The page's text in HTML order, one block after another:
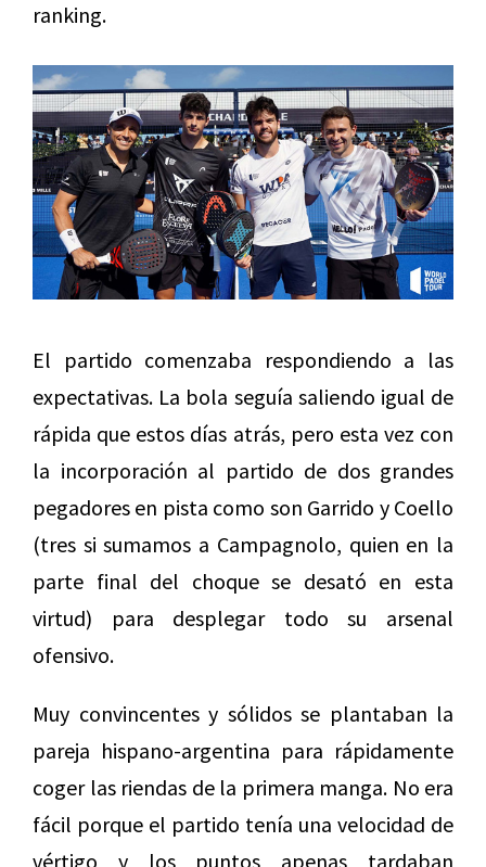
ranking.
El partido comenzaba respondiendo a las
expectativas. La bola seguía saliendo igual de
rápida que estos días atrás, pero esta vez con
la incorporación al partido de dos grandes
pegadores en pista como son Garrido y Coello
(tres si sumamos a Campagnolo, quien en la
parte final del choque se desató en esta
virtud) para desplegar todo su arsenal
ofensivo.
Muy convincentes y sólidos se plantaban la
pareja hispano-argentina para rápidamente
coger las riendas de la primera manga. No era
fácil porque el partido tenía una velocidad de
vértigo y los puntos apenas tardaban